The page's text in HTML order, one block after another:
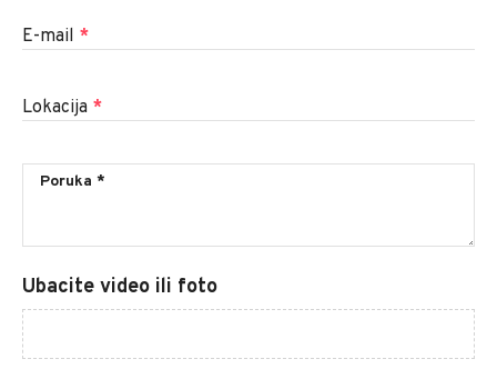
E-mail *
Lokacija *
Ubacite video ili foto